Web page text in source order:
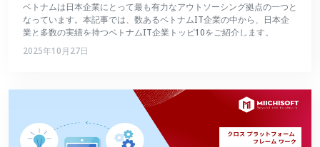
ベトナムは日本企業にとって最も有力なアウトソーシング拠点の一つと
なっています。本記事では、数あるベトナムIT企業の中から、日本企
業と多数の実績を持つベトナムIT企業トッピ10をご紹介します。
2025年10月27日